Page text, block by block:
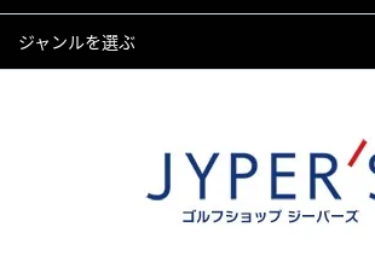
ジャンルを選ぶ